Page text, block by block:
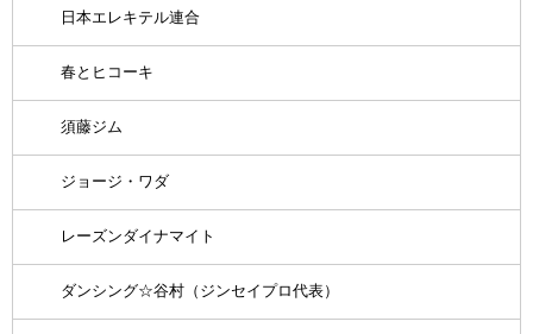
日本エレキテル連合
春とヒコーキ
須藤ジム
ジョージ・ワダ
レーズンダイナマイト
ダンシング☆谷村（ジンセイプロ代表）